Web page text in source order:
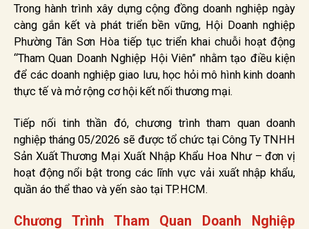
Trong hành trình xây dựng cộng đồng doanh nghiệp ngày
càng gắn kết và phát triển bền vững, Hội Doanh nghiệp
Phường Tân Sơn Hòa tiếp tục triển khai chuỗi hoạt động
“Tham Quan Doanh Nghiệp Hội Viên” nhằm tạo điều kiện
để các doanh nghiệp giao lưu, học hỏi mô hình kinh doanh
thực tế và mở rộng cơ hội kết nối thương mại.
Tiếp nối tinh thần đó, chương trình tham quan doanh
nghiệp tháng 05/2026 sẽ được tổ chức tại Công Ty TNHH
Sản Xuất Thương Mại Xuất Nhập Khẩu Hoa Như – đơn vị
hoạt động nổi bật trong các lĩnh vực vải xuất nhập khẩu,
quần áo thể thao và yến sào tại TP.HCM.
Chương Trình Tham Quan Doanh Nghiệp